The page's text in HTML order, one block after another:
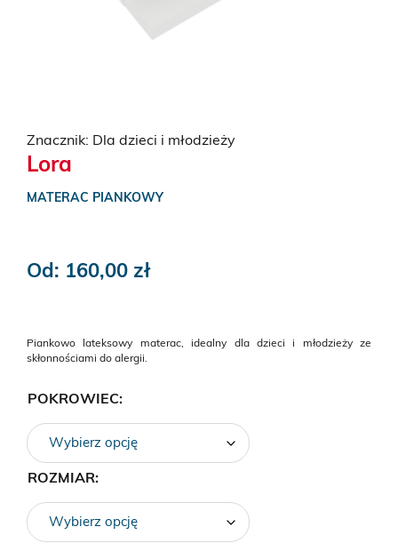
Znacznik: Dla dzieci i młodzieży
Lora
MATERAC PIANKOWY
Od: 160,00 zł
Piankowo lateksowy materac, idealny dla dzieci i młodzieży ze
skłonnościami do alergii.
POKROWIEC:
ROZMIAR: